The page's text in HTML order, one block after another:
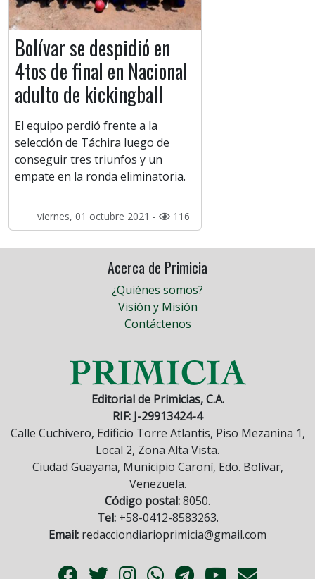
Bolívar se despidió en
4tos de final en Nacional
adulto de kickingball
El equipo perdió frente a la
selección de Táchira luego de
conseguir tres triunfos y un
empate en la ronda eliminatoria.
viernes, 01 octubre 2021 - 116
Acerca de Primicia
¿Quiénes somos?
Visión y Misión
Contáctenos
Editorial de Primicias, C.A.
RIF: J-29913424-4
Calle Cuchivero, Edificio Torre Atlantis, Piso Mezanina 1,
Local 2, Zona Alta Vista.
Ciudad Guayana, Municipio Caroní, Edo. Bolívar,
Venezuela.
Código postal:8050.
Tel:+58-0412-8583263.
Email: redacciondiarioprimicia@gmail.com